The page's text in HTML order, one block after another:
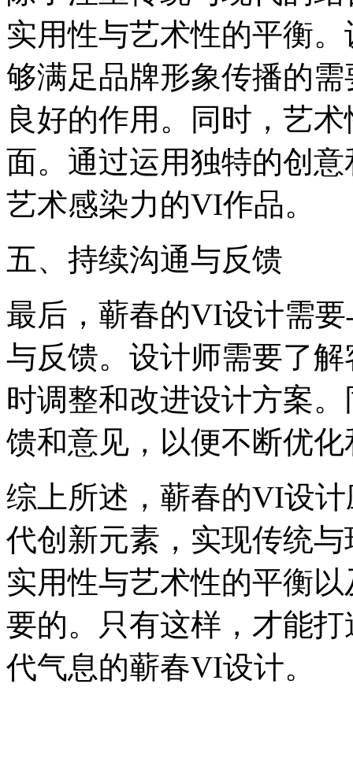
实用性与艺术性的平衡
够满足品牌形象传播的
良好的作用。同时，艺
面。通过运用独特的创
艺术感染力的VI作品。
五、持续沟通与反馈
最后，蕲春的VI设计需
与反馈。设计师需要了
时调整和改进设计方案
馈和意见，以便不断优
综上所述，蕲春的VI设
代创新元素，实现传统
实用性与艺术性的平衡
要的。只有这样，才能
代气息的蕲春VI设计。